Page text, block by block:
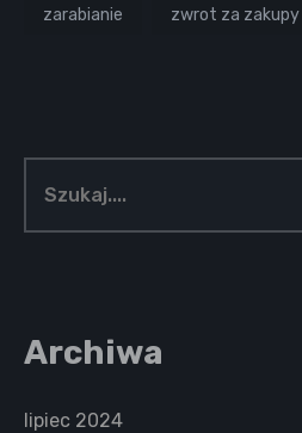
zarabianie zwrot za zakupy
Archiwa
lipiec 2024